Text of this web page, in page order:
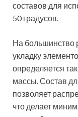
составов для
50 градусов.
На большинство
укладку
определяется
массы. Состав
позволяет
что делает